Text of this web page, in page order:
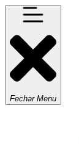
Fechar Menu